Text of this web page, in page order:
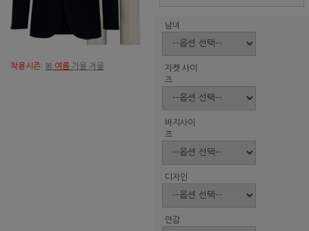
착용시즌: 봄 여름 가을 겨울
남녀
자켓 사이
즈
바지사이
즈
디자인
안감